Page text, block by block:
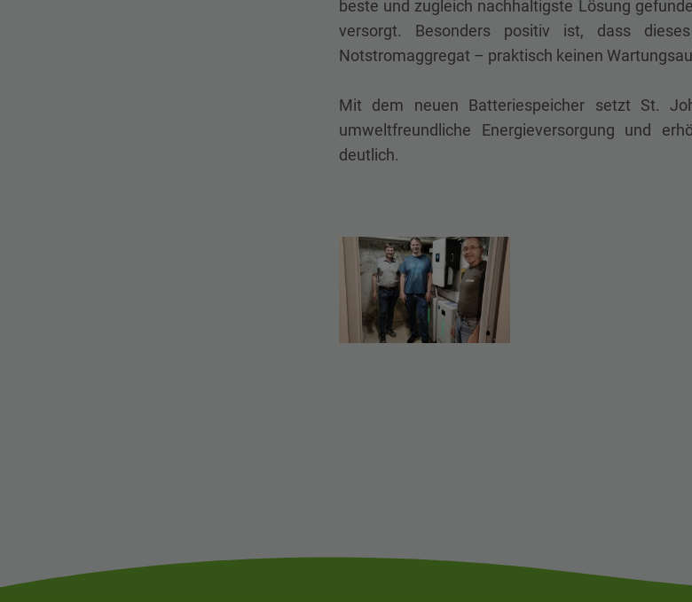
beste und zugleich nachhaltigste Lösung
versorgt. Besonders positiv ist, dass
Notstromaggregat – praktisch keinen
Mit dem neuen Batteriespeicher setzt St.
umweltfreundliche Energieversorgung und
deutlich.